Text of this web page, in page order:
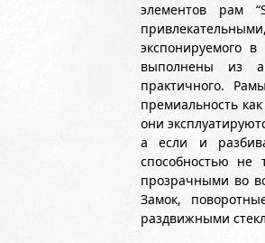
элементов рам
экспонируемого
выполнены из
практичного.
премиальность
они
а если и
способностью не
прозрачными во
Замок,
раздвижными